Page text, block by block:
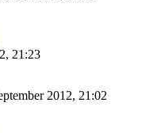
21:23
2012, 21:02